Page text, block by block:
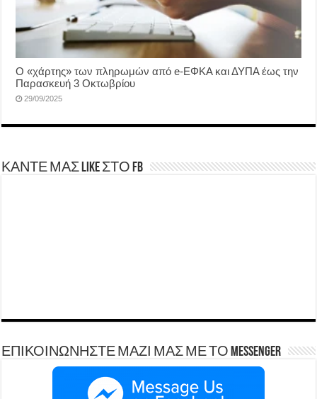
Ο «χάρτης» των πληρωμών από e-ΕΦΚΑ και ΔΥΠΑ έως την
Παρασκευή 3 Οκτωβρίου
29/09/2025
ΚΑΝΤΕ ΜΑΣ LIKE ΣΤΟ FB
ΕΠΙΚΟΙΝΩΝΗΣΤΕ ΜΑΖΙ ΜΑΣ ΜΕ ΤΟ Messenger